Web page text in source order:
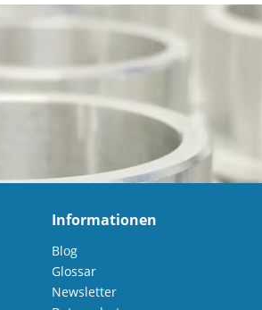
Informationen
Blog
Glossar
Newsletter